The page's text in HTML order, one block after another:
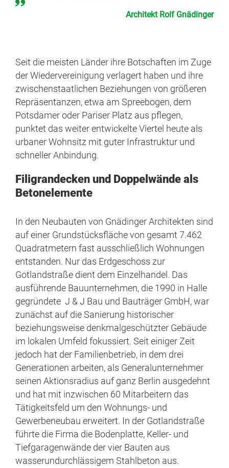
Architekt Rolf Gnädinger
Seit die meisten Länder ihre Botschaften im Zuge
der Wiedervereinigung verlagert haben und ihre
zwischenstaatlichen Beziehungen von größeren
Repräsentanzen, etwa am Spreebogen, dem
Potsdamer oder Pariser Platz aus pflegen,
punktet das weiter entwickelte Viertel heute als
urbaner Wohnsitz mit guter Infrastruktur und
schneller Anbindung.
Filigrandecken und Doppelwände als
Betonelemente
In den Neubauten von Gnädinger Architekten sind
auf einer Grundstücksfläche von gesamt 7.462
Quadratmetern fast ausschließlich Wohnungen
entstanden. Nur das Erdgeschoss zur
Gotlandstraße dient dem Einzelhandel. Das
ausführende Bauunternehmen, die 1990 in Halle
gegründete J & J Bau und Bauträger GmbH, war
zunächst auf die Sanierung historischer
beziehungsweise denkmalgeschützter Gebäude
im lokalen Umfeld fokussiert. Seit einiger Zeit
jedoch hat der Familienbetrieb, in dem drei
Generationen arbeiten, als Generalunternehmer
seinen Aktionsradius auf ganz Berlin ausgedehnt
und hat mit inzwischen 60 Mitarbeitern das
Tätigkeitsfeld um den Wohnungs- und
Gewerbeneubau erweitert. In der Gotlandstraße
führte die Firma die Bodenplatte, Keller- und
Tiefgaragenwände der vier Bauten aus
wasserundurchlässigem Stahlbeton aus.